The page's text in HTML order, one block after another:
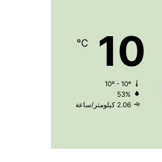
10
℃
10º - 10º
53%
2.06 كيلومتر/ساعة